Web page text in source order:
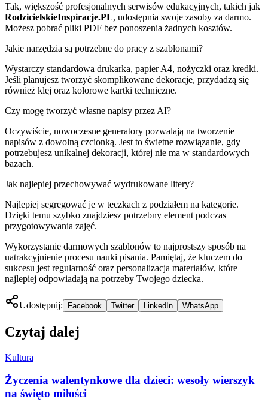
Tak, większość profesjonalnych serwisów edukacyjnych, takich jak
RodzicielskieInspiracje.PL, udostępnia swoje zasoby za darmo.
Możesz pobrać pliki PDF bez ponoszenia żadnych kosztów.
Jakie narzędzia są potrzebne do pracy z szablonami?
Wystarczy standardowa drukarka, papier A4, nożyczki oraz kredki.
Jeśli planujesz tworzyć skomplikowane dekoracje, przydadzą się
również klej oraz kolorowe kartki techniczne.
Czy mogę tworzyć własne napisy przez AI?
Oczywiście, nowoczesne generatory pozwalają na tworzenie
napisów z dowolną czcionką. Jest to świetne rozwiązanie, gdy
potrzebujesz unikalnej dekoracji, której nie ma w standardowych
bazach.
Jak najlepiej przechowywać wydrukowane litery?
Najlepiej segregować je w teczkach z podziałem na kategorie.
Dzięki temu szybko znajdziesz potrzebny element podczas
przygotowywania zajęć.
Wykorzystanie darmowych szablonów to najprostszy sposób na
uatrakcyjnienie procesu nauki pisania. Pamiętaj, że kluczem do
sukcesu jest regularność oraz personalizacja materiałów, które
najlepiej odpowiadają na potrzeby Twojego dziecka.
Udostępnij: Facebook Twitter LinkedIn WhatsApp
Czytaj dalej
Kultura
Życzenia walentynkowe dla dzieci: wesoły wierszyk
na święto miłości